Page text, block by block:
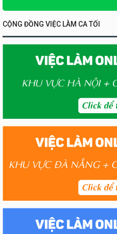
CỘNG ĐỒNG VIỆC LÀM CA TỐI